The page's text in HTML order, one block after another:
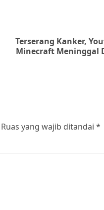
Previous
post:
Next
post:
Terserang Kanker,
Minecraft Meninggal
Ruas yang wajib ditandai *